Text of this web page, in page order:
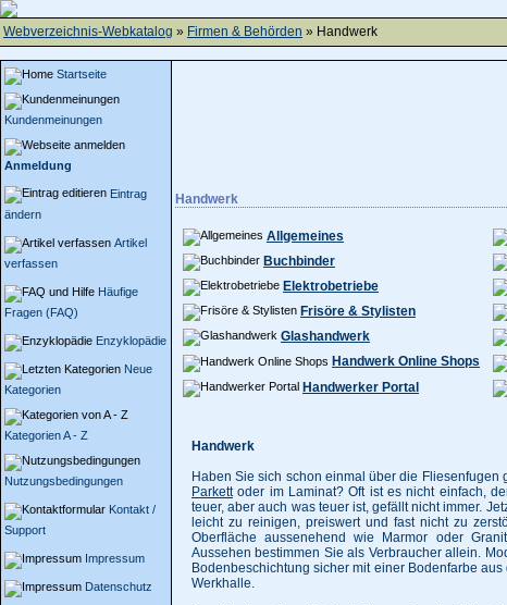
Webverzeichnis-Webkatalog » Firmen & Behörden » Handwerk
Startseite
Kundenmeinungen
Anmeldung
Eintrag
ändern
Artikel
verfassen
Häufige
Fragen (FAQ)
Enzyklopädie
Neue
Kategorien
Kategorien A - Z
Nutzungsbedingungen
Kontakt /
Support
Impressum
Datenschutz
Handwerk
Allgemeines
Buchbinder
Elektrobetriebe
Frisöre & Stylisten
Glashandwerk
Handwerk Online Shops
Handwerker Portal
Handwerk
Haben Sie sich schon einmal über die
Parkettoder im Laminat? Oft ist es nicht einfach,
teuer, aber auch was teuer ist, gefällt nicht immer.
leicht zu reinigen, preiswert und fast nicht zu
Oberfläche aussenehend wie Marmor oder
Aussehen bestimmen Sie als Verbraucher allein.
Bodenbeschichtung sicher mit einer Bodenfarbe
Werkhalle.